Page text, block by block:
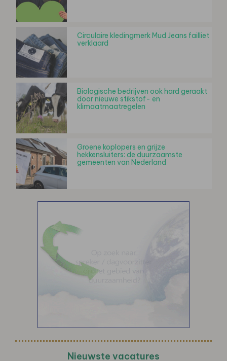
Circulaire kledingmerk Mud Jeans failliet
verklaard
Biologische bedrijven ook hard geraakt
door nieuwe stikstof- en
klimaatmaatregelen
Groene koplopers en grijze
hekkensluiters: de duurzaamste
gemeenten van Nederland
Nieuwste vacatures